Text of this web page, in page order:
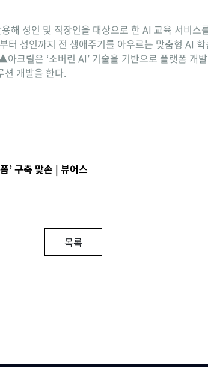
해 성인 및 직장인을 대상으로 한 AI 교육 서비
터 성인까지 전 생애주기를 아우르는 맞춤형 AI
크릴은 ‘소버린 AI’ 기술을 기반으로 플랫폼
션 개발을 한다.
’ 구축 맞손 | 뷰어스
목록